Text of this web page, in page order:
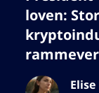
loven: